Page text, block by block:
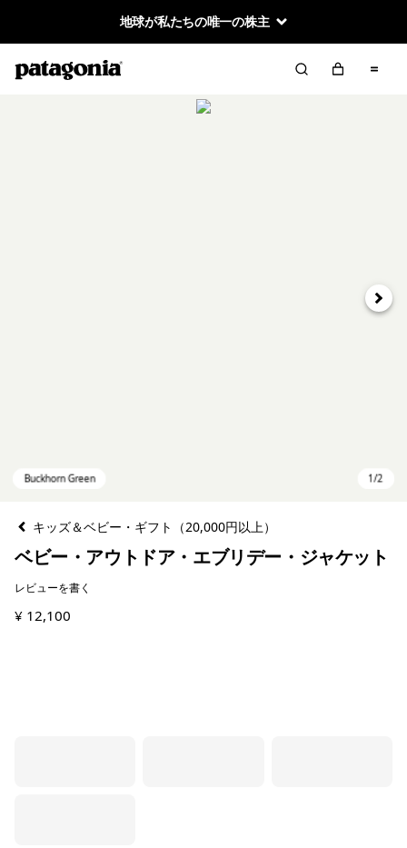
地球が私たちの唯一の株主
次へ
キッズ＆ベビー・ギフト（20,000円以上）
ベビー・アウトドア・エブリデー・ジャケット
レビューを書く
¥ 12,100